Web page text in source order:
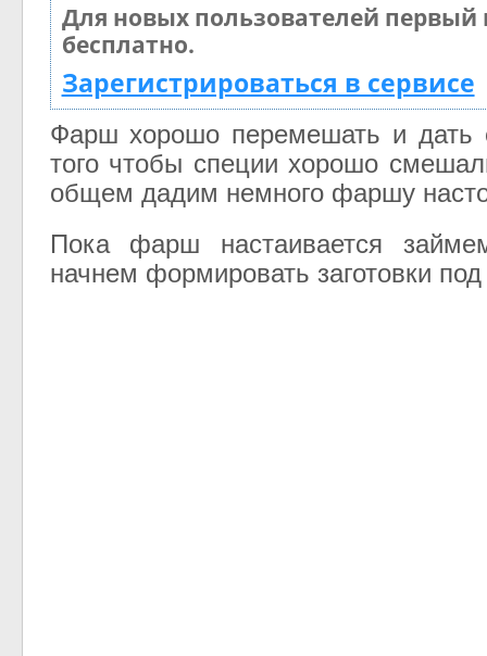
Для новых пользователей первый
бесплатно.
Зарегистрироваться в сервисе
Фарш хорошо перемешать и дать
того чтобы специи хорошо
общем дадим немного фаршу
Пока фарш настаивается
начнем формировать заготовки